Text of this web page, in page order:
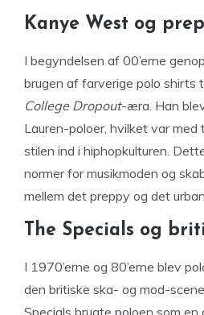
Kanye West og
I begyndelsen af 00’erne
brugen af farverige polo shirts
College Dropout-æra. Han
Lauren-poloer, hvilket var
stilen ind i hiphopkulturen.
normer for musikmoden og
mellem det preppy og det
The Specials og
I 1970’erne og 80’erne blev
den britiske ska- og mod-
Specials brugte poloen som en